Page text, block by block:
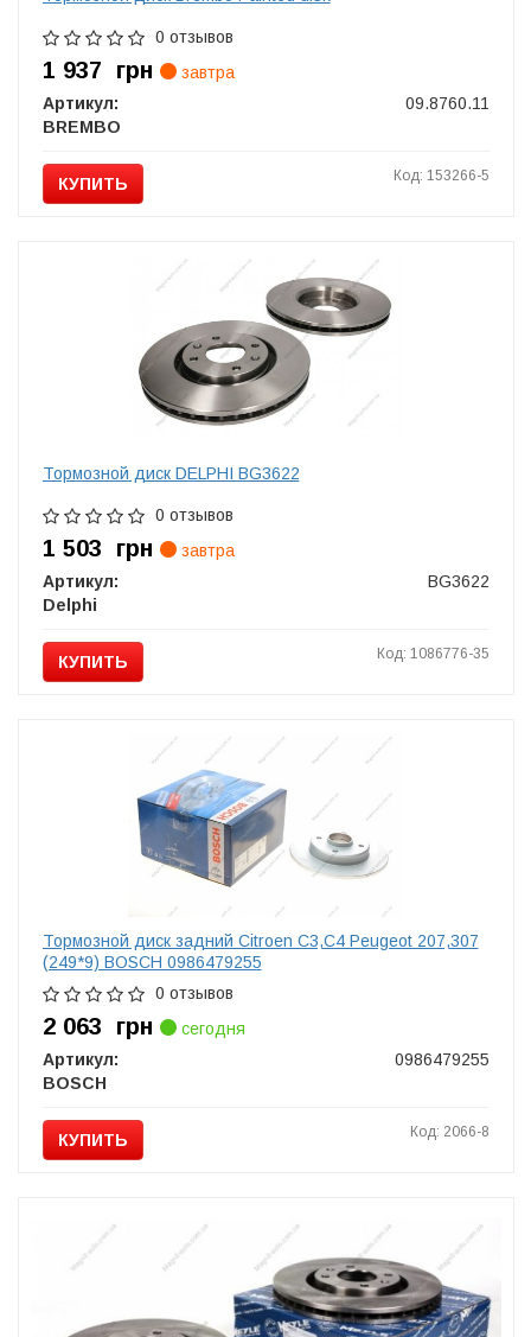
0 отзывов
1 937 грн
завтра
Артикул:
09.8760.11
BREMBO
КУПИТЬ Код: 153266-5
Тормозной диск DELPHI BG3622
0 отзывов
1 503 грн
завтра
Артикул:
BG3622
Delphi
КУПИТЬ Код: 1086776-35
Тормозной диск задний Citroen C3,C4 Peugeot 207,307
(249*9) BOSCH 0986479255
0 отзывов
2 063 грн
сегодня
Артикул:
0986479255
BOSCH
КУПИТЬ Код: 2066-8